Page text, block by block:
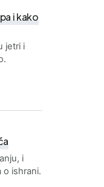
i kako
jetri i
i
ishrani.